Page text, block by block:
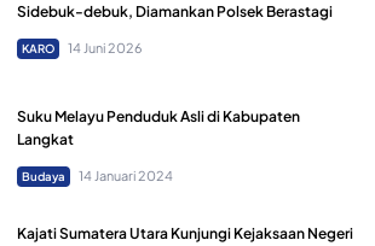
Sidebuk-debuk, Diamankan Polsek Berastagi
KARO 14 Juni 2026
Suku Melayu Penduduk Asli di Kabupaten
Langkat
Budaya 14 Januari 2024
Kajati Sumatera Utara Kunjungi Kejaksaan Negeri